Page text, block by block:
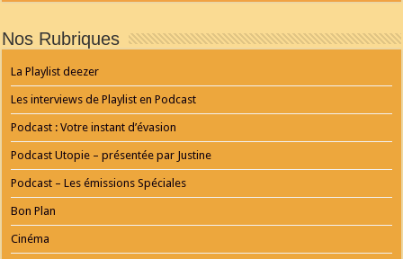
SERVICE
ONLINE
AGENTUR
MAINZ
Playlist
Nos Rubriques
La Playlist deezer
Les interviews de Playlist en Podcast
Podcast : Votre instant d’évasion
Podcast Utopie – présentée par Justine
Podcast – Les émissions Spéciales
Bon Plan
Cinéma